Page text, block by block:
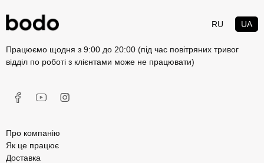
RU UA
Працюємо щодня з 9:00 до 20:00 (під час повітряних тривог
відділ по роботі з клієнтами може не працювати)
Про компанію
Як це працює
Доставка